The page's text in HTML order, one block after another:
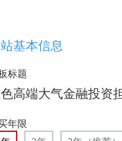
基本信息
标题
高端大气金融投资
年限